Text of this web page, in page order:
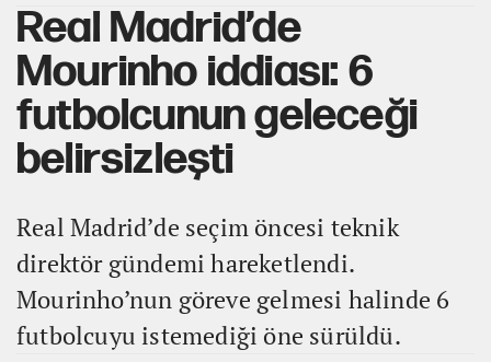
Real Madrid’de
Mourinho iddiası: 6
futbolcunun geleceği
belirsizleşti
Real Madrid’de seçim öncesi teknik
direktör gündemi hareketlendi.
Mourinho’nun göreve gelmesi halinde 6
futbolcuyu istemediği öne sürüldü.